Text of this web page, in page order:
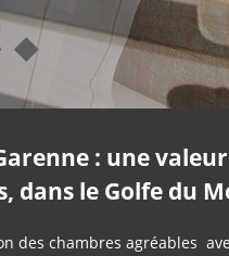
: une
dans le Golfe du
des chambres agréables